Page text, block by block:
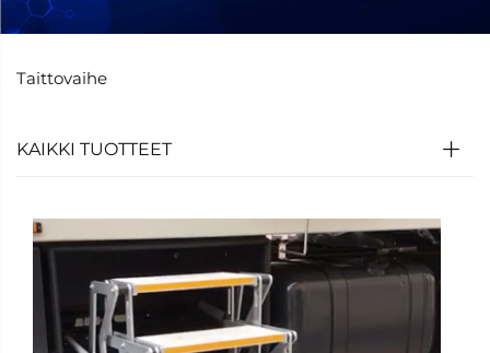
Taittovaihe
KAIKKI TUOTTEET